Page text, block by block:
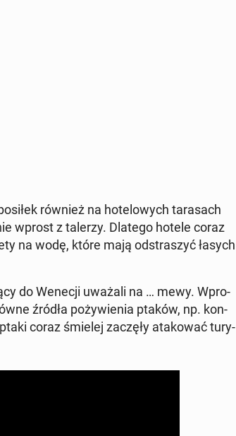
również na ho­te­lo­wych ta­ra­sach
wprost z talerzy. Dlatego hotele coraz
na wodę, które mają od­stra­szyć łasych
do Wenecji uważali na … mewy. Wpro­
źródła po­ży­wie­nia ptaków, np. kon­
coraz śmielej zaczęły ata­ko­wać tu­ry­